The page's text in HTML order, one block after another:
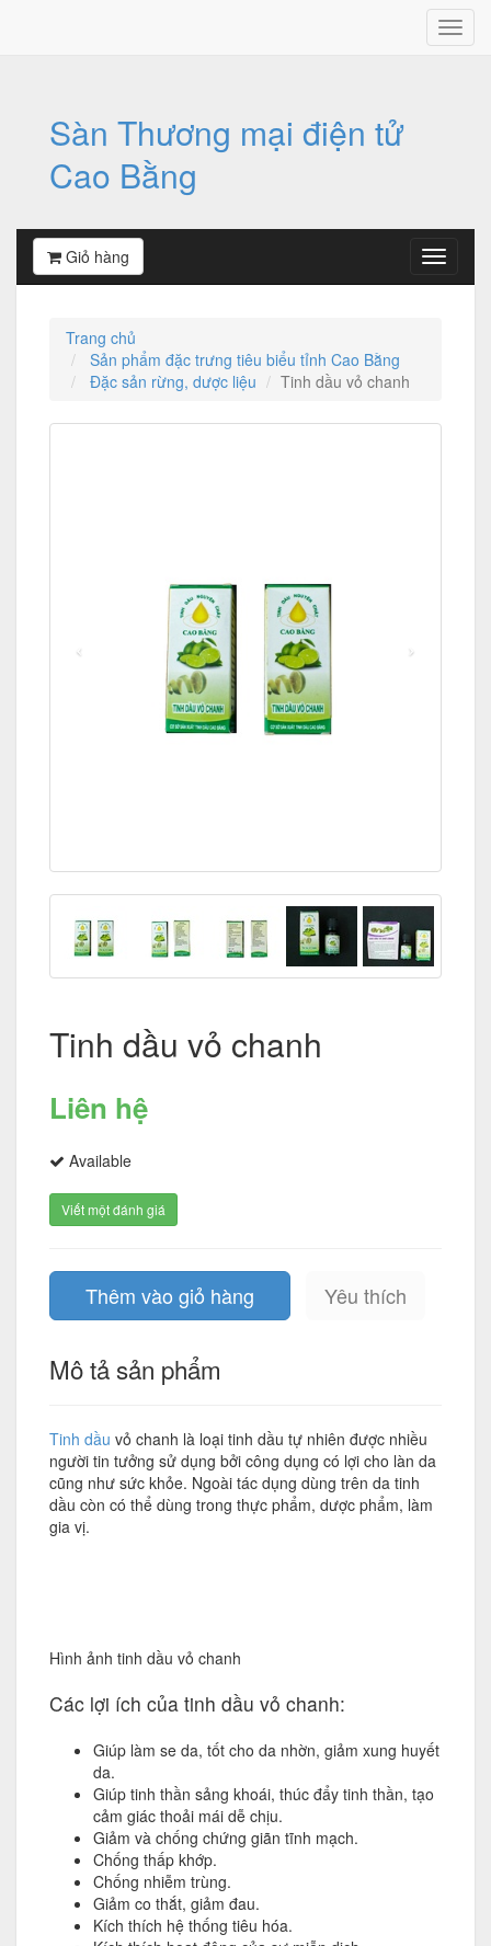
Sàn Thương mại điện tử
Cao Bằng
Giỏ hàng
Trang chủ
Sản phẩm đặc trưng tiêu biểu tỉnh Cao Bằng
Đặc sản rừng, dược liệu
Tinh dầu vỏ chanh
Tinh dầu vỏ chanh
Liên hệ
Available
Viết một đánh giá
Thêm vào giỏ hàng Yêu thích
Mô tả sản phẩm
Tinh dầu vỏ chanh là loại tinh dầu tự nhiên được nhiều
người tin tưởng sử dụng bởi công dụng có lợi cho làn da
cũng như sức khỏe. Ngoài tác dụng dùng trên da tinh
dầu còn có thể dùng trong thực phẩm, dược phẩm, làm
gia vị.
Hình ảnh tinh dầu vỏ chanh
Các lợi ích của tinh dầu vỏ chanh:
Giúp làm se da, tốt cho da nhờn, giảm xung huyết
da.
Giúp tinh thần sảng khoái, thúc đẩy tinh thần, tạo
cảm giác thoải mái dễ chịu.
Giảm và chống chứng giãn tĩnh mạch.
Chống thấp khớp.
Chống nhiễm trùng.
Giảm co thắt, giảm đau.
Kích thích hệ thống tiêu hóa.